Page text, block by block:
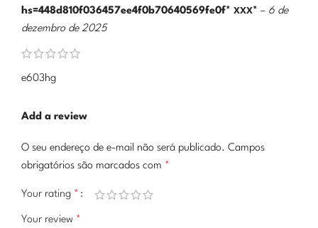
hs=448d810f036457ee4f0b70640569fe0f* ххх* – 6 de
dezembro de 2025
e603hg
Add a review
O seu endereço de e-mail não será publicado. Campos
obrigatórios são marcados com *
Your rating *
Your review *